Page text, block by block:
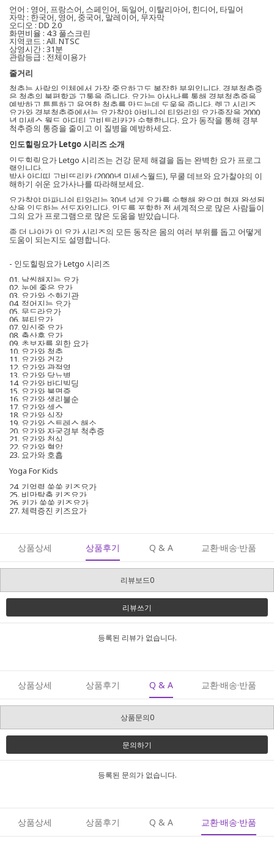
언어 : 영어, 프랑스어, 스페인어, 독일어, 이탈리아어, 힌디어, 타밀어
자막 : 한국어, 영어, 중국어, 말레이어, 무자막
오디오 : DD 2.0
화면비율 : 4:3 풀스크린
지역코드 : All. NTSC
상영시간 : 31분
관람등급 : 전체이용가
줄거리
척추는 사람의 인체에서 가장 중요하고도 복잡한 부위입니다. 경부척추증
은 척추의 불편함과 고통을 줍니다. 요가는 아사나를 통해 경부척추증을
예방하고 튼튼하고 유연한 척추를 만드는데 도움을 줍니다. 렛고 시리즈
요가와 경부척추증에서는 요가찰야 아비니쉬 티와리의 요가종작을 2000
년 미세스 월드 아디티 고비트리카가 수행합니다. 요가 동작을 통해 경부
척추증의 통증을 줄이고 이 질병을 예방하세요.
인도힐링요가 Letgo 시리즈 소개
인도힐링요가 Letgo 시리즈는 건강 문제 해결을 돕는 완벽한 요가 프로그
램입니다.
박사 아디띠 고비뜨리카 (2000년 미세스월드), 무쿨 데브와 요가찰야의 이
해하기 쉬운 요가사나를 따라해보세요.
요가찰야 마파니쉬 티와리는 30년 넘게 요가를 수행해 왔으며 현재 완성된
삶을 인도하는 선도자입니다. 인도를 포함한 전 세계적으로 많은 사람들이
그의 요가 프로그램으로 많은 도움을 받았습니다.
좀 더 나아가 이 요가 시리즈의 모든 동작은 몸의 여러 부위를 돕고 어떻게
도움이 되는지도 설명합니다.
- 인도힐링요가 Letgo 시리즈
01. 날씬해지는 요가
02. 눈에 좋은 요가
03. 요가와 소화기관
04. 젊어지는 요가
05. 무드라요가
06. 뷰티요가
07. 임신중 요가
08. 출산후 요가
09. 초보자를 위한 요가
10. 요가와 척추
11. 요가와 건강
12. 요가와 관절염
13. 요가와 당뇨병
14. 요가와 바디빌딩
15. 요가와 불면증
16. 요가와 생리불순
17. 요가와 섹스
18. 요가와 심장
19. 요가와 스트레스 해소
20. 요가와 자궁경부 척추증
21. 요가와 천식
22. 요가와 혈압
23. 요가와 호흡
Yoga For Kids
24. 기억력 쑥쑥 키즈요가
25. 비만탈출 키즈요가
26. 키가 쑥쑥 키즈요가
27. 체력증진 키즈요가
상품상세 상품후기 Q & A 교환·배송·반품
리뷰보드0
리뷰쓰기
등록된 리뷰가 없습니다.
상품상세 상품후기 Q & A 교환·배송·반품
상품문의0
문의하기
등록된 문의가 없습니다.
상품상세 상품후기 Q & A 교환·배송·반품